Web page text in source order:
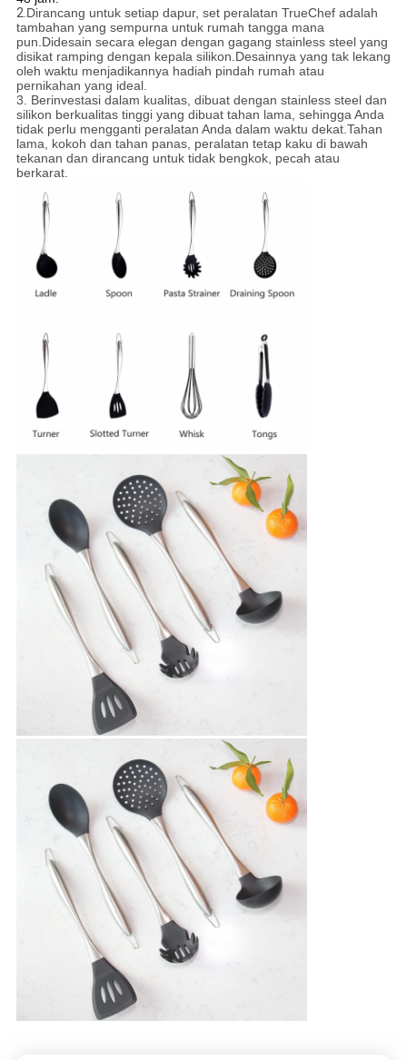
2.Dirancang untuk setiap dapur, set peralatan TrueChef adalah
tambahan yang sempurna untuk rumah tangga mana
pun.Didesain secara elegan dengan gagang stainless steel yang
disikat ramping dengan kepala silikon.Desainnya yang tak lekang
oleh waktu menjadikannya hadiah pindah rumah atau
pernikahan yang ideal.
3. Berinvestasi dalam kualitas, dibuat dengan stainless steel dan
silikon berkualitas tinggi yang dibuat tahan lama, sehingga Anda
tidak perlu mengganti peralatan Anda dalam waktu dekat.Tahan
lama, kokoh dan tahan panas, peralatan tetap kaku di bawah
tekanan dan dirancang untuk tidak bengkok, pecah atau
berkarat.